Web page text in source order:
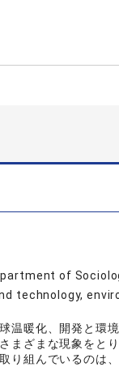
of
technology,
温暖化、開発と環
まざまな現象をと
り組んでいるのは